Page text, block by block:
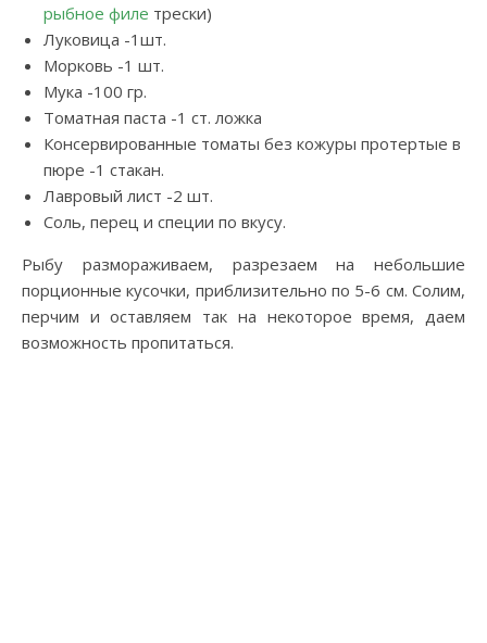
рыбное филе трески)
Луковица -1шт.
Морковь -1 шт.
Мука -100 гр.
Томатная паста -1 ст. ложка
Консервированные томаты без кожуры протертые в
пюре -1 стакан.
Лавровый лист -2 шт.
Соль, перец и специи по вкусу.
Рыбу размораживаем, разрезаем на небольшие
порционные кусочки, приблизительно по 5-6 см. Солим,
перчим и оставляем так на некоторое время, даем
возможность пропитаться.